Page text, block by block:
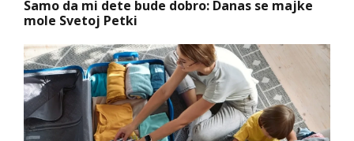
Samo da mi dete bude dobro: Danas se majke
mole Svetoj Petki